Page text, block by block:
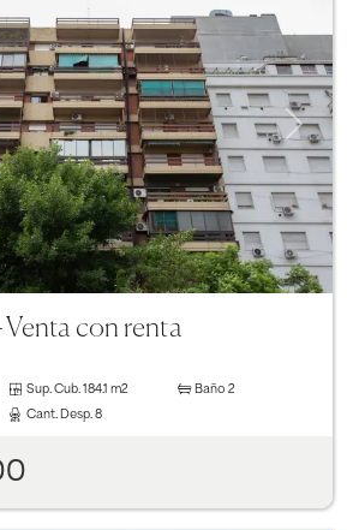
Next
con renta
Sup. Cub. 184.1 m2 Baño 2
Cant. Desp. 8